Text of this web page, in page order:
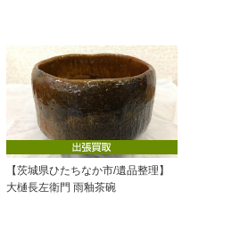
【茨城県ひたちなか市/遺品整理】
大樋長左衛門 雨釉茶碗